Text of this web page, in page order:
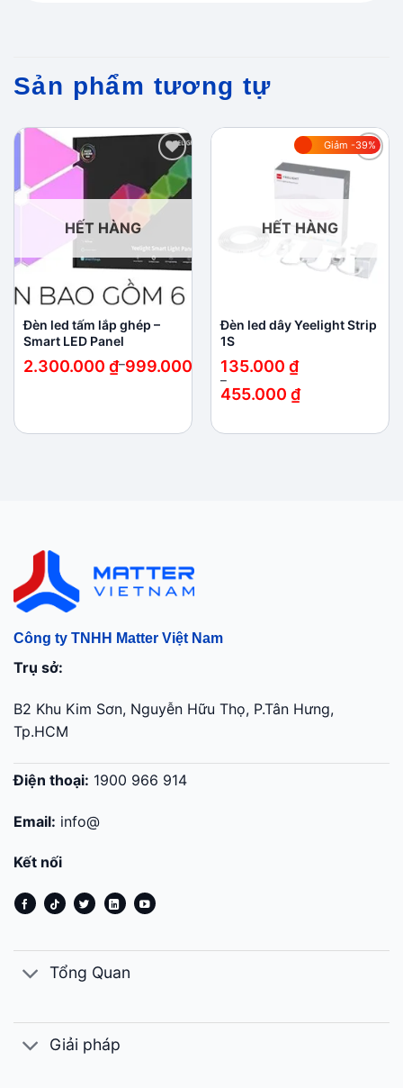
Sản phẩm tương tự
Add to
wishlist
HẾT HÀNG
Đèn led tấm lắp ghép –
Smart LED Panel
999.000
–
2.300.000 ₫
Khoảng
giá:
Giảm -39%
Add to
wishlist
HẾT HÀNG
Đèn led dây Yeelight Strip
1S
135.000 ₫
–
455.000 ₫
từ
Công ty TNHH Matter Việt Nam
Trụ sở:
B2 Khu Kim Sơn, Nguyễn Hữu Thọ, P.Tân Hưng,
Tp.HCM
Điện thoại: 1900 966 914
Email: info@
Kết nối
Tổng Quan
Giải pháp